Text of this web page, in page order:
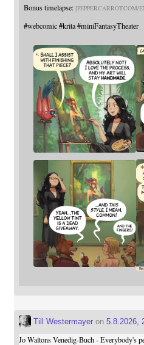
Bonus timelapse: PEPPERCARROT.COM/
#webcomic #krita #miniFantasyTheater
Till Westermayeron 5.8.2026,
Jo Waltons Venedig-Buch - Everybody's